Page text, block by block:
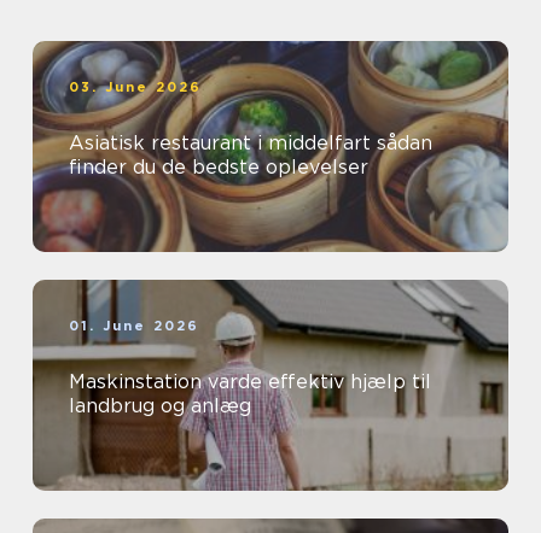
03. June 2026
Asiatisk restaurant i middelfart sådan
finder du de bedste oplevelser
01. June 2026
Maskinstation varde effektiv hjælp til
landbrug og anlæg